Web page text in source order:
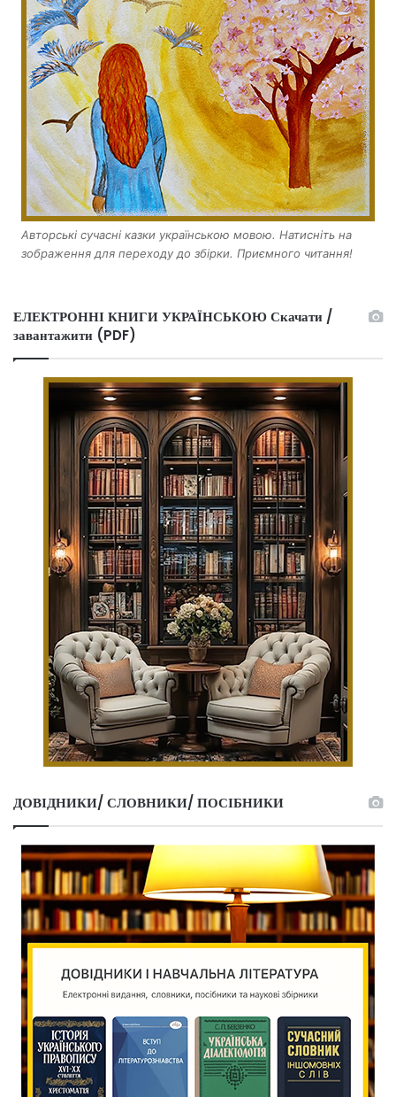
Авторські сучасні казки українською мовою. Натисніть на
зображення для переходу до збірки. Приємного читання!
ЕЛЕКТРОННІ КНИГИ УКРАЇНСЬКОЮ Скачати /
завантажити (PDF)
ДОВІДНИКИ/ СЛОВНИКИ/ ПОСІБНИКИ